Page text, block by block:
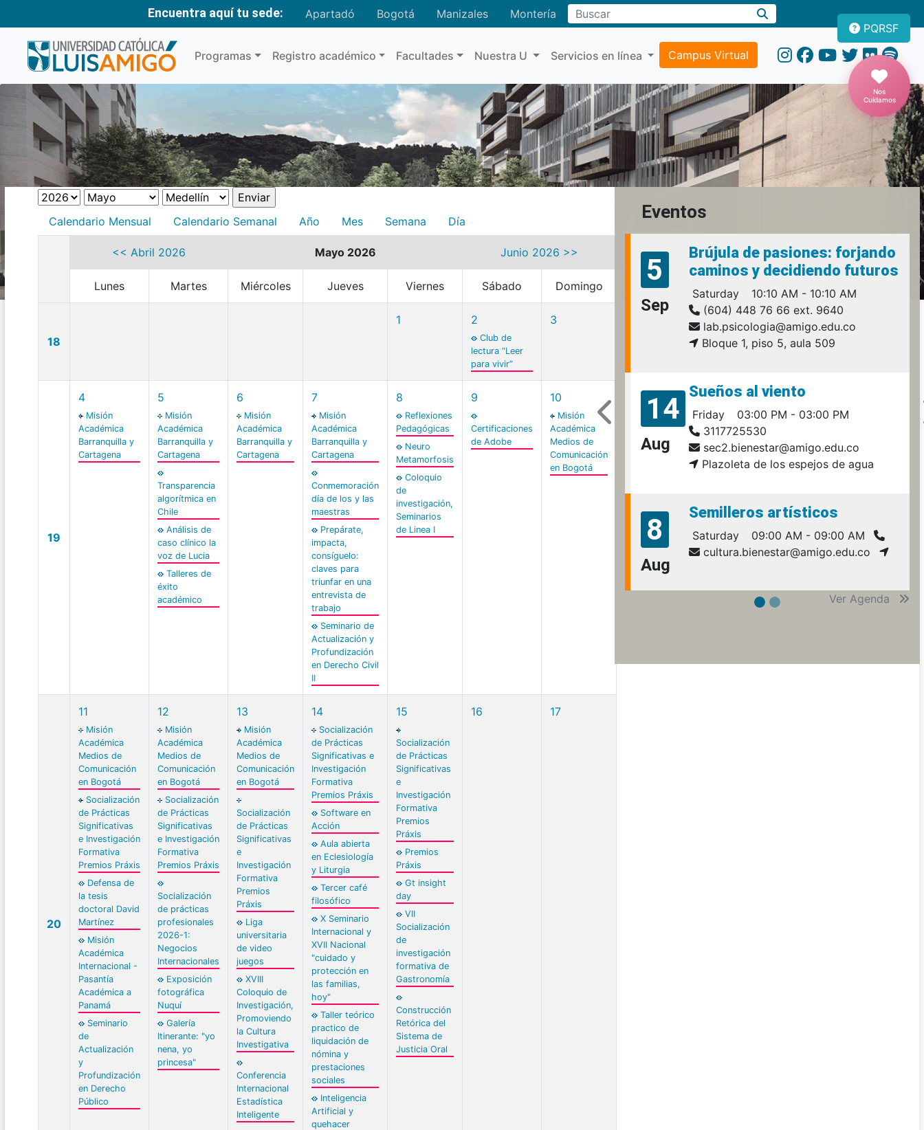
Encuentra aquí tu sede: Apartadó Bogotá Manizales MonteríaBuscar
Programas Registro académico Facultades Nuestra U Servicios en línea Campus Virtual
PQRSF
Nos
Cuidamos
Calendario Mensual Calendario Semanal Año Mes Semana Día
<< Abril 2026 Mayo 2026 Junio 2026 >>
Lunes Martes Miércoles Jueves Viernes Sábado Domingo
18
1 2
Club de
lectura “Leer
para vivir”
3
19
4
Misión
Académica
Barranquilla y
Cartagena
5
Misión
Académica
Barranquilla y
Cartagena
Transparencia
algorítmica en
Chile
Análisis de
caso clínico la
voz de Lucia
Talleres de
éxito
académico
6
Misión
Académica
Barranquilla y
Cartagena
7
Misión
Académica
Barranquilla y
Cartagena
Conmemoración
día de los y las
maestras
Prepárate,
impacta,
consíguelo:
claves para
triunfar en una
entrevista de
trabajo
Seminario de
Actualización y
Profundización
en Derecho Civil
II
8
Reflexiones
Pedagógicas
Neuro
Metamorfosis
Coloquio
de
investigación,
Seminarios
de Linea I
9
Certificaciones
de Adobe
10
Misión
Académica
Medios de
Comunicación
en Bogotá
20
11
Misión
Académica
Medios de
Comunicación
en Bogotá
Socialización
de Prácticas
Significativas
e Investigación
Formativa
Premios Práxis
Defensa de
la tesis
doctoral David
Martínez
Misión
Académica
Internacional -
Pasantía
Académica a
Panamá
Seminario
de
Actualización
y
Profundización
en Derecho
Público
12
Misión
Académica
Medios de
Comunicación
en Bogotá
Socialización
de Prácticas
Significativas
e Investigación
Formativa
Premios Práxis
Socialización
de prácticas
profesionales
2026-1:
Negocios
Internacionales
Exposición
fotográfica
Nuquí
Galería
Itinerante: "yo
nena, yo
princesa"
13
Misión
Académica
Medios de
Comunicación
en Bogotá
Socialización
de Prácticas
Significativas
e
Investigación
Formativa
Premios
Práxis
Liga
universitaria
de video
juegos
XVIII
Coloquio de
Investigación,
Promoviendo
la Cultura
Investigativa
Conferencia
Internacional
Estadística
Inteligente
14
Socialización
de Prácticas
Significativas e
Investigación
Formativa
Premios Práxis
Software en
Acción
Aula abierta
en Eclesiología
y Liturgia
Tercer café
filosófico
X Seminario
Internacional y
XVII Nacional
"cuidado y
protección en
las familias,
hoy"
Taller teórico
practico de
liquidación de
nómina y
prestaciones
sociales
Inteligencia
Artificial y
quehacer
15
Socialización
de Prácticas
Significativas
e
Investigación
Formativa
Premios
Práxis
Premios
Práxis
Gt insight
day
VII
Socialización
de
investigación
formativa de
Gastronomía
Construcción
Retórica del
Sistema de
Justicia Oral
16 17
Eventos
5
Sep
Brújula de pasiones: forjando
caminos y decidiendo futuros
Saturday
10:10 AM - 10:10 AM
(604) 448 76 66 ext. 9640
lab.psicologia@amigo.edu.co
Bloque 1, piso 5, aula 509
14
Aug
Sueños al viento
Friday
03:00 PM - 03:00 PM
3117725530
sec2.bienestar@amigo.edu.co
Plazoleta de los espejos de agua
8
Aug
Semilleros artísticos
Saturday
09:00 AM - 09:00 AM
cultura.bienestar@amigo.edu.co
Ver Agenda